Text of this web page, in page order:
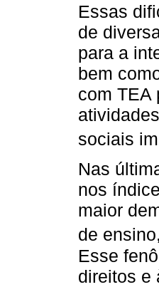
Essas
de
para a
bem
com TEA
sociais
Nas
nos
maior
de
Esse
direitos e